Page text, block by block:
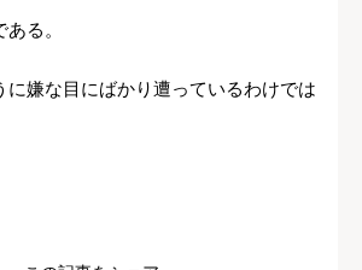
る。
に嫌な目にばかり遭っているわけでは